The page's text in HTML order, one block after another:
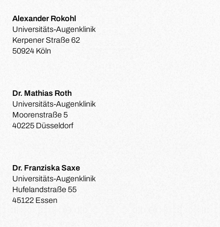
Alexander Rokohl
Universitäts-Augenklinik
Kerpener Straße 62
50924 Köln
Dr. Mathias Roth
Universitäts-Augenklinik
Moorenstraße 5
40225 Düsseldorf
Dr. Franziska Saxe
Universitäts-Augenklinik
Hufelandstraße 55
45122 Essen